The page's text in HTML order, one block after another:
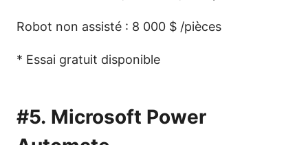
Robot non assisté : 8 000 $ /pièces
* Essai gratuit disponible
#5. Microsoft Power